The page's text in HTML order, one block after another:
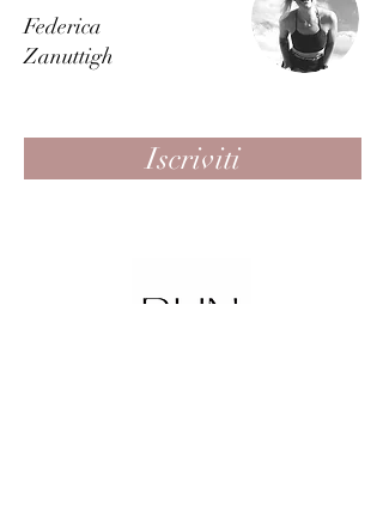
Federica
Zanuttigh
Iscriviti